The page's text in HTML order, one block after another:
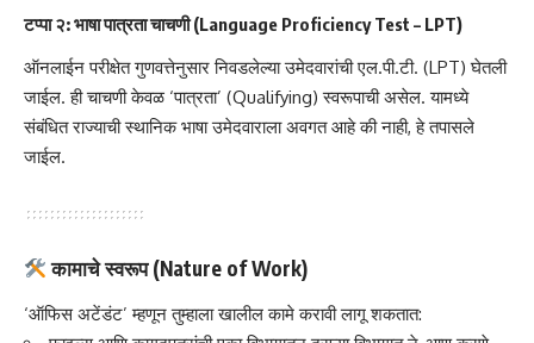
टप्पा २: भाषा पात्रता चाचणी (Language Proficiency Test – LPT)
ऑनलाईन परीक्षेत गुणवत्तेनुसार निवडलेल्या उमेदवारांची एल.पी.टी. (LPT) घेतली
जाईल. ही चाचणी केवळ ‘पात्रता’ (Qualifying) स्वरूपाची असेल. यामध्ये
संबंधित राज्याची स्थानिक भाषा उमेदवाराला अवगत आहे की नाही, हे तपासले
जाईल.
कामाचे स्वरूप (Nature of Work)
‘ऑफिस अटेंडंट’ म्हणून तुम्हाला खालील कामे करावी लागू शकतात: